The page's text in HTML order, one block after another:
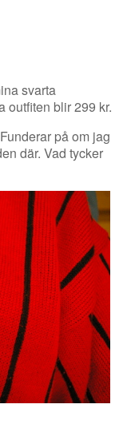
svarta
outfiten blir 299 kr.
på om jag
där. Vad tycker